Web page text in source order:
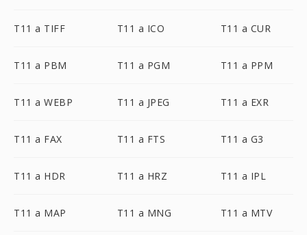
T11 a TIFF T11 a ICO T11 a CUR
T11 a PBM T11 a PGM T11 a PPM
T11 a WEBP T11 a JPEG T11 a EXR
T11 a FAX T11 a FTS T11 a G3
T11 a HDR T11 a HRZ T11 a IPL
T11 a MAP T11 a MNG T11 a MTV